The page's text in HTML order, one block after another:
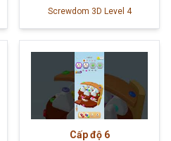
Screwdom 3D Level 4
Cấp độ 6